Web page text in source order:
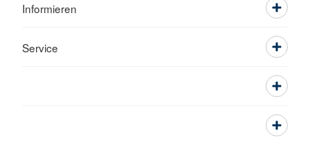
Informieren
Service